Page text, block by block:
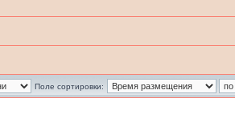
Поле сортировки: